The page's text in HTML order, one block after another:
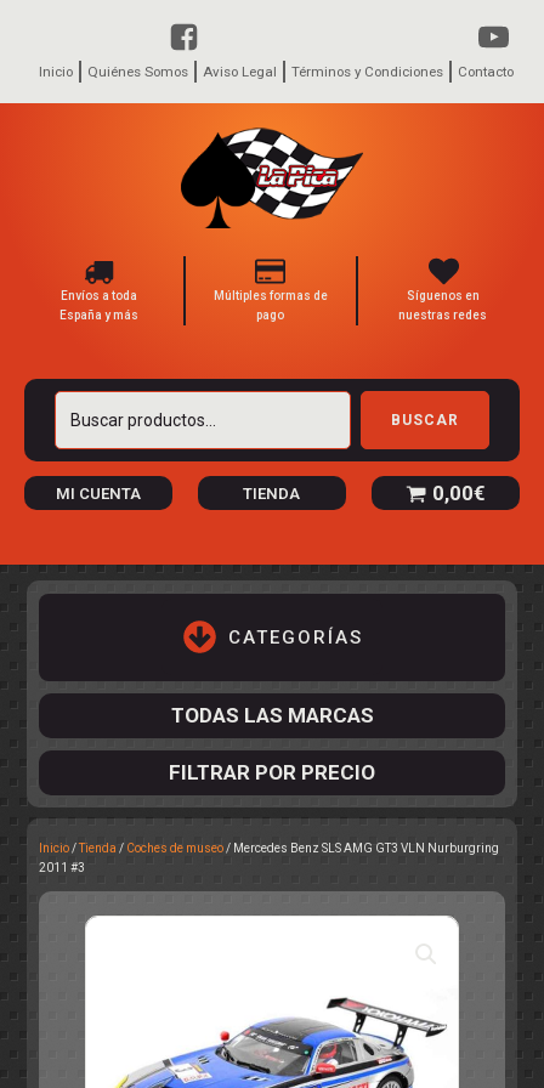
Inicio Quiénes Somos Aviso Legal Términos y Condiciones Contacto
Envíos a toda
España y más
Múltiples formas de
pago
Síguenos en
nuestras redes
Buscar
BUSCAR
MI CUENTA TIENDA 0,00€
CATEGORÍAS
OTROS
RALLY
TODAS LAS MARCAS
FILTRAR POR PRECIO
Inicio/Tienda / Coches de museo/ Mercedes Benz SLS AMG GT3 VLN Nurburgring
2011 #3